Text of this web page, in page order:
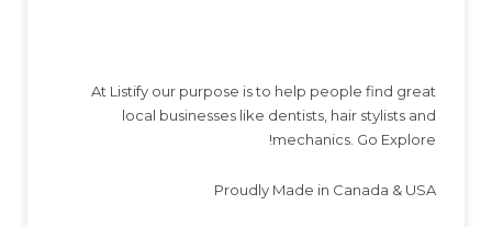
At Listify our purpose is to help people find great
local businesses like dentists, hair stylists and
mechanics. Go Explore!
Proudly Made in Canada & USA